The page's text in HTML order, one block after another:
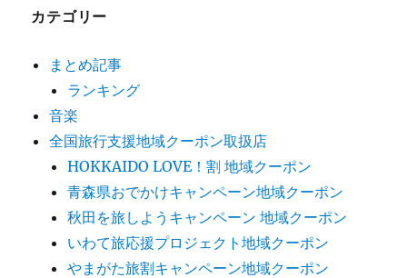
カテゴリー
まとめ記事
ランキング
音楽
全国旅行支援地域クーポン取扱店
HOKKAIDO LOVE！割 地域クーポン
青森県おでかけキャンペーン地域クーポン
秋田を旅しようキャンペーン 地域クーポン
いわて旅応援プロジェクト地域クーポン
やまがた旅割キャンペーン地域クーポン